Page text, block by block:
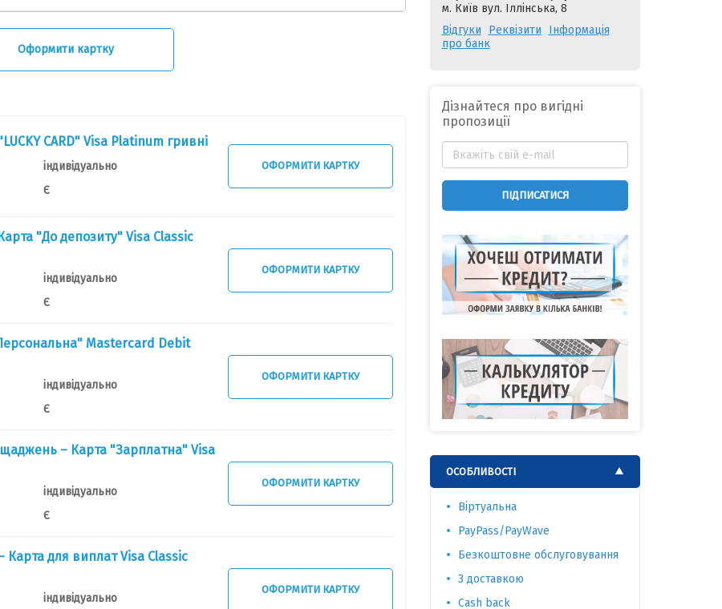
Оформити картку
CARD" Visa Platinum гривні
індивідуально
Є
ОФОРМИТИ КАРТКУ
"До депозиту" Visa Classic
індивідуально
Є
ОФОРМИТИ КАРТКУ
Mastercard Debit
індивідуально
Є
ОФОРМИТИ КАРТКУ
– Карта "Зарплатна" Visa
індивідуально
Є
ОФОРМИТИ КАРТКУ
Карта для виплат Visa Classic
індивідуально
ОФОРМИТИ КАРТКУ
м. Київ вул. Іллінська, 8
Відгуки
Реквізити
Інформація
про банк
Дізнайтеся про вигідні
пропозиції
ПІДПИСАТИСЯ
ОСОБЛИВОСТІ
Віртуальна
PayPass/PayWave
Безкоштовне обслуговування
З доставкою
Cash back